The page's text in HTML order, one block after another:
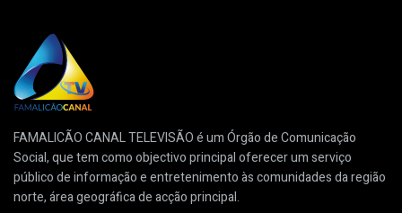
FAMALICÃO CANAL TELEVISÃO é um Órgão de Comunicação
Social, que tem como objectivo principal oferecer um serviço
público de informação e entretenimento às comunidades da região
norte, área geográfica de acção principal.